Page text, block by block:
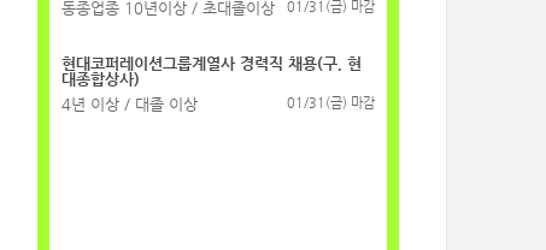
동종업종 10년이상 / 초대졸이상
01/31(금) 마감
현대코퍼레이션그룹계열사 경력직 채용(구, 현
대종합상사)
4년 이상 / 대졸 이상
01/31(금) 마감